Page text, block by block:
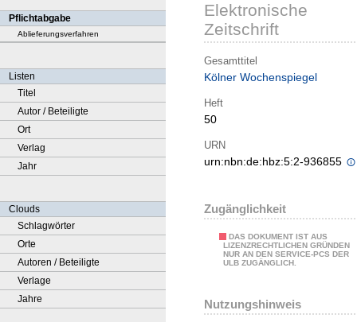
Pflichtabgabe
Ablieferungsverfahren
Listen
Titel
Autor / Beteiligte
Ort
Verlag
Jahr
Clouds
Schlagwörter
Orte
Autoren / Beteiligte
Verlage
Jahre
Elektronische
Zeitschrift
Gesamttitel
Kölner Wochenspiegel
Heft
50
URN
urn:nbn:de:hbz:5:2-936855
Zugänglichkeit
DAS DOKUMENT IST AUS
LIZENZRECHTLICHEN GRÜNDEN
NUR AN DEN SERVICE-PCS DER
ULB ZUGÄNGLICH.
Nutzungshinweis